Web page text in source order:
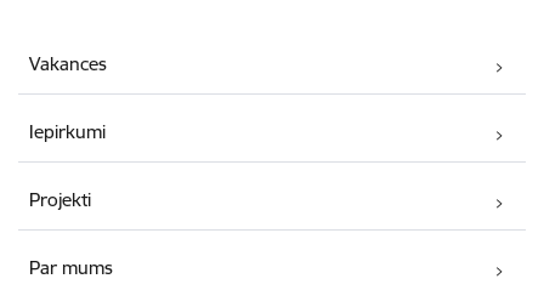
Vakances
Iepirkumi
Projekti
Par mums